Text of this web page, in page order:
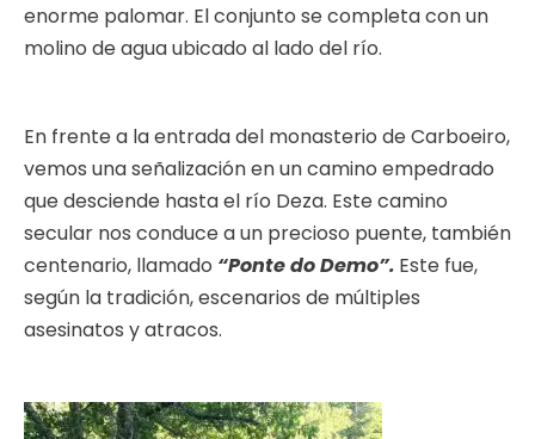
enorme palomar. El conjunto se completa con un
molino de agua ubicado al lado del río.
En frente a la entrada del monasterio de Carboeiro,
vemos una señalización en un camino empedrado
que desciende hasta el río Deza. Este camino
secular nos conduce a un precioso puente, también
centenario, llamado “Ponte do Demo”. Este fue,
según la tradición, escenarios de múltiples
asesinatos y atracos.